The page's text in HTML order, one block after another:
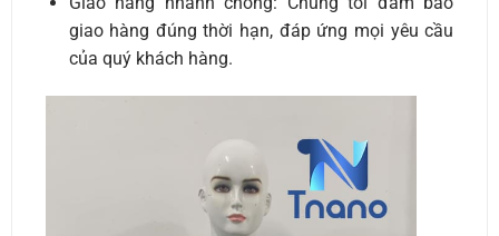
giao hàng đúng thời hạn, đáp ứng mọi yêu cầu
của quý khách hàng.